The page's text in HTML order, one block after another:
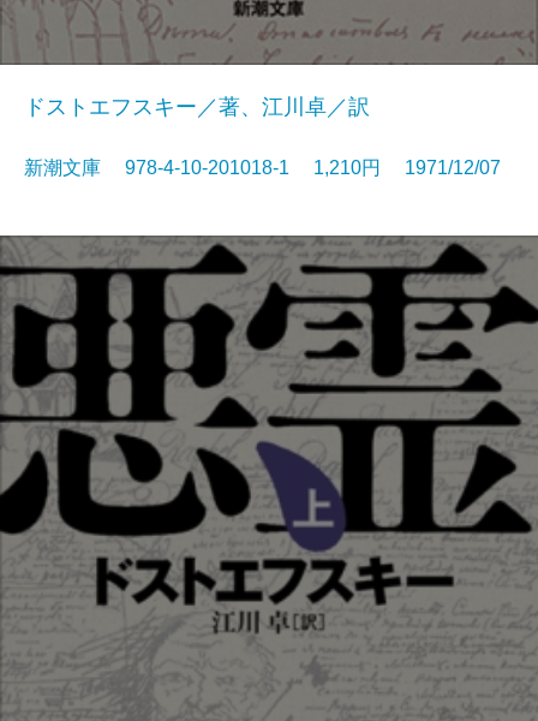
ドストエフスキー／著、江川卓／訳
新潮文庫 978-4-10-201018-1 1,210円 1971/12/07